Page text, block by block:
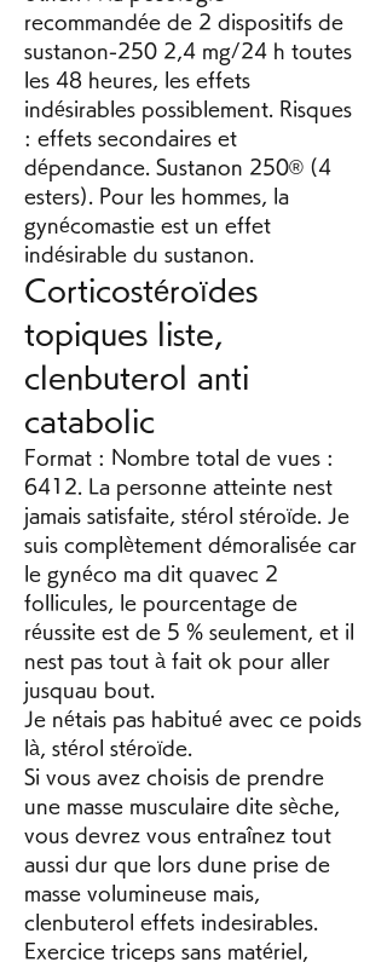
recommandée de 2 dispositifs de
sustanon-250 2,4 mg/24 h toutes
les 48 heures, les effets
indésirables possiblement. Risques
: effets secondaires et
dépendance. Sustanon 250® (4
esters). Pour les hommes, la
gynécomastie est un effet
indésirable du sustanon.
Corticostéroïdes
topiques liste,
clenbuterol anti
catabolic
Format : Nombre total de vues :
6412. La personne atteinte nest
jamais satisfaite, stérol stéroïde. Je
suis complètement démoralisée car
le gynéco ma dit quavec 2
follicules, le pourcentage de
réussite est de 5 % seulement, et il
nest pas tout à fait ok pour aller
jusquau bout.
Je nétais pas habitué avec ce poids
là, stérol stéroïde.
Si vous avez choisis de prendre
une masse musculaire dite sèche,
vous devrez vous entraînez tout
aussi dur que lors dune prise de
masse volumineuse mais,
clenbuterol effets indesirables.
Exercice triceps sans matériel,